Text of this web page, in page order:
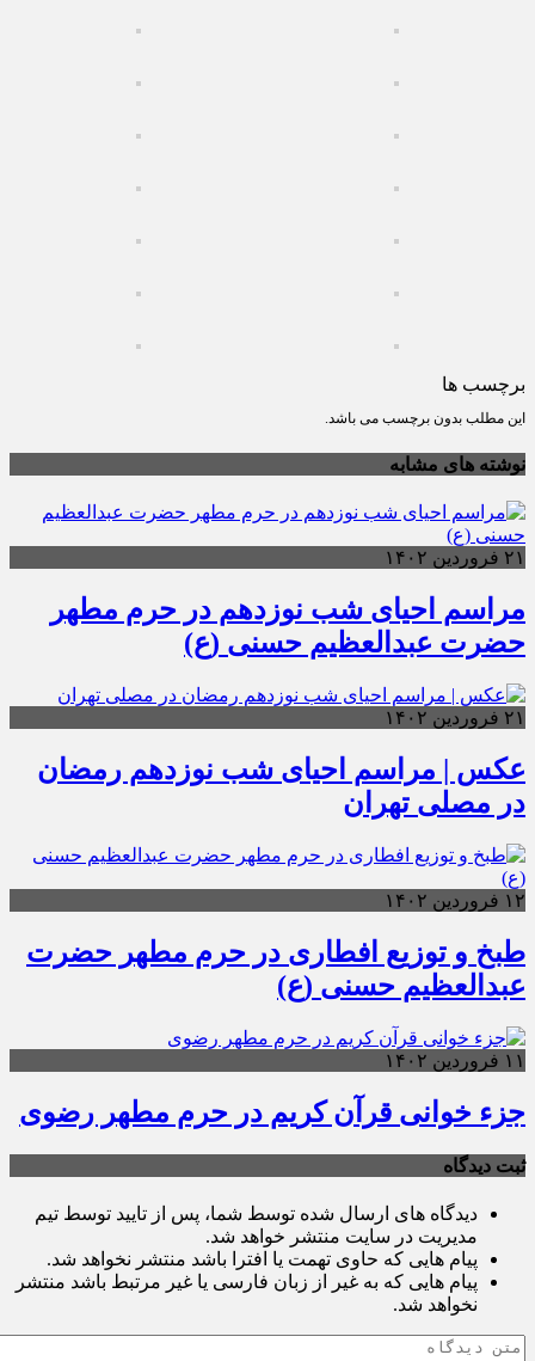
برچسب ها
این مطلب بدون برچسب می باشد.
نوشته های مشابه
۲۱ فروردین ۱۴۰۲
مراسم احیای شب نوزدهم در حرم مطهر
حضرت عبدالعظیم حسنی (ع)
۲۱ فروردین ۱۴۰۲
عکس | مراسم احیای شب نوزدهم رمضان
در مصلی تهران
۱۲ فروردین ۱۴۰۲
طبخ و توزیع افطاری در حرم مطهر حضرت
عبدالعظیم حسنی (ع)
۱۱ فروردین ۱۴۰۲
جزء خوانی قرآن کریم در حرم مطهر رضوی
ثبت دیدگاه
دیدگاه های ارسال شده توسط شما، پس از تایید توسط تیم
مدیریت در سایت منتشر خواهد شد.
پیام هایی که حاوی تهمت یا افترا باشد منتشر نخواهد شد.
پیام هایی که به غیر از زبان فارسی یا غیر مرتبط باشد منتشر
نخواهد شد.